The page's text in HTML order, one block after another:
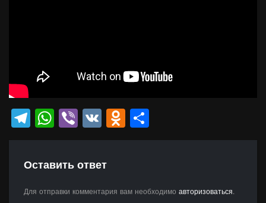
Telegram
WhatsApp
Viber
VK Odnoklassniki
Оставить ответ
Для отправки комментария вам необходимо авторизоваться.